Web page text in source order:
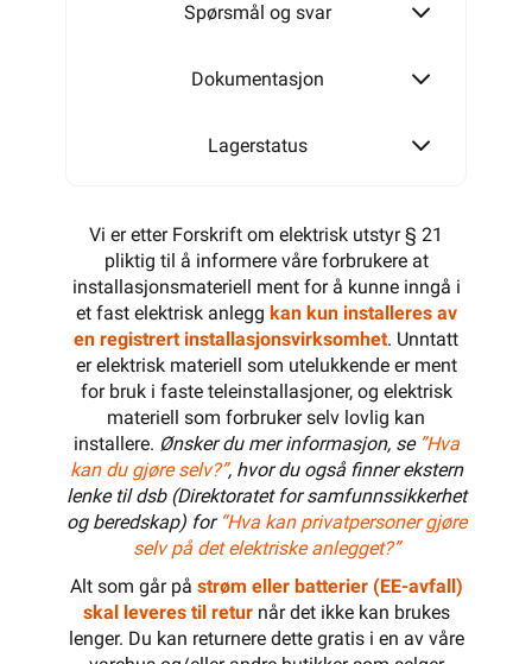
Spørsmål og svar
Dokumentasjon
Lagerstatus
Vi er etter Forskrift om elektrisk utstyr § 21
pliktig til å informere våre forbrukere at
installasjonsmateriell ment for å kunne inngå i
et fast elektrisk anlegg kan kun installeres av
en registrert installasjonsvirksomhet. Unntatt
er elektrisk materiell som utelukkende er ment
for bruk i faste teleinstallasjoner, og elektrisk
materiell som forbruker selv lovlig kan
installere. Ønsker du mer informasjon, se ”Hva
kan du gjøre selv?”, hvor du også finner ekstern
lenke til dsb (Direktoratet for samfunnssikkerhet
og beredskap) for “Hva kan privatpersoner gjøre
selv på det elektriske anlegget?”
Alt som går på strøm eller batterier (EE-avfall)
skal leveres til returnår det ikke kan brukes
lenger. Du kan returnere dette gratis i en av våre